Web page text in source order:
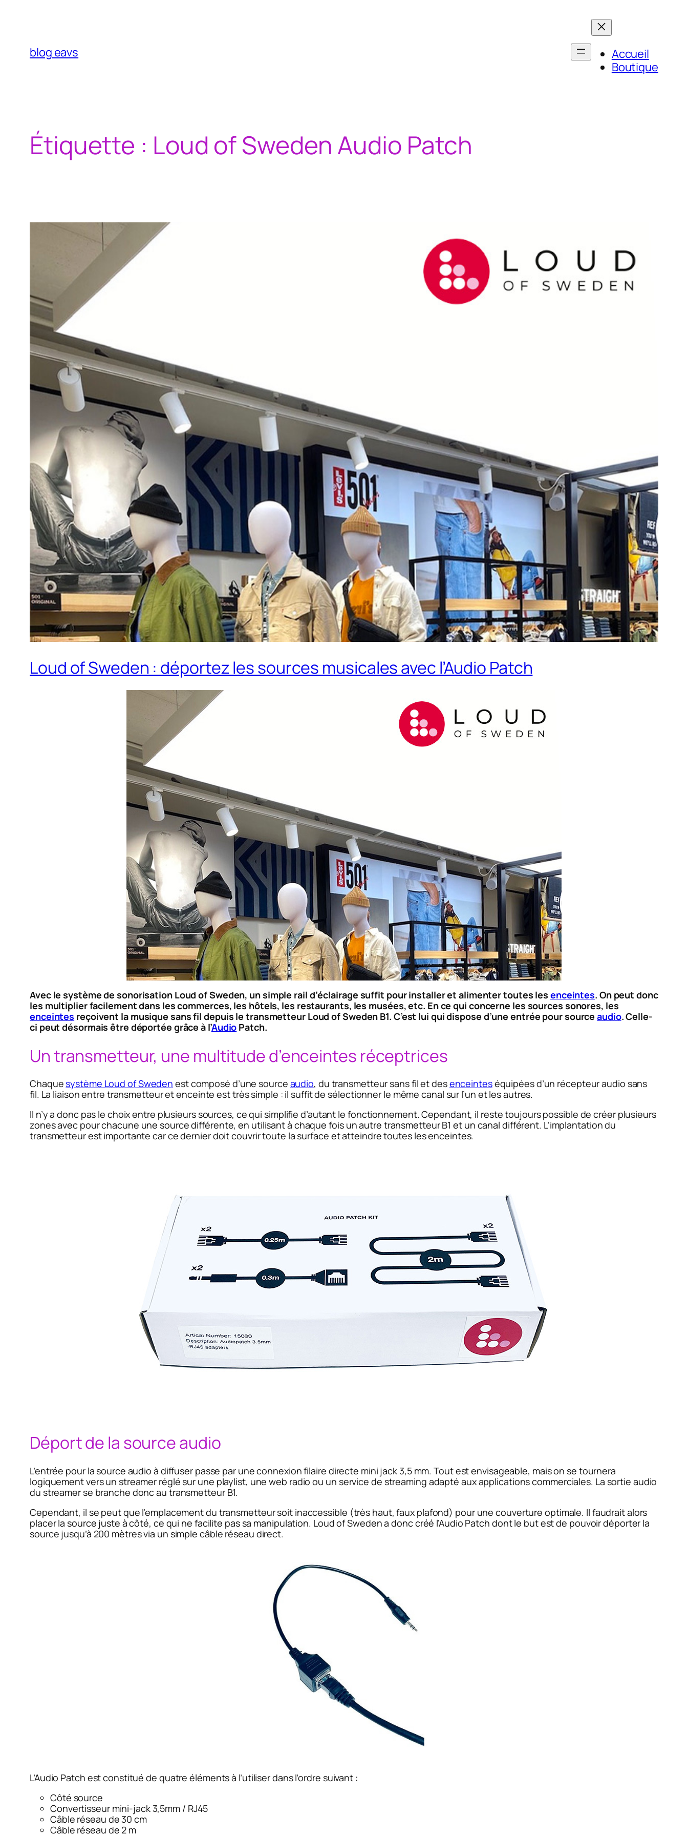
blog eavs
Accueil
Boutique
Étiquette : Loud of Sweden Audio Patch
Loud of Sweden : déportez les sources musicales avec l’Audio Patch
Avec le système de sonorisation Loud of Sweden, un simple rail d’éclairage suffit pour installer et alimenter toutes les enceintes. On peut donc
les multiplier facilement dans les commerces, les hôtels, les restaurants, les musées, etc. En ce qui concerne les sources sonores, les
enceintes reçoivent la musique sans fil depuis le transmetteur Loud of Sweden B1. C’est lui qui dispose d’une entrée pour sourceaudio. Celle-
ci peut désormais être déportée grâce à l’Audio Patch.
Un transmetteur, une multitude d’enceintes réceptrices
Chaquesystème Loud of Sweden est composé d’une source audio, du transmetteur sans fil et desenceinteséquipées d’un récepteur audio sans
fil. La liaison entre transmetteur et enceinte est très simple : il suffit de sélectionner le même canal sur l’un et les autres.
Il n’y a donc pas le choix entre plusieurs sources, ce qui simplifie d’autant le fonctionnement. Cependant, il reste toujours possible de créer plusieurs
zones avec pour chacune une source différente, en utilisant à chaque fois un autre transmetteur B1 et un canal différent. L’implantation du
transmetteur est importante car ce dernier doit couvrir toute la surface et atteindre toutes les enceintes.
Déport de la source audio
L’entrée pour la source audio à diffuser passe par une connexion filaire directe mini jack 3,5 mm. Tout est envisageable, mais on se tournera
logiquement vers un streamer réglé sur une playlist, une web radio ou un service de streaming adapté aux applications commerciales. La sortie audio
du streamer se branche donc au transmetteur B1.
Cependant, il se peut que l’emplacement du transmetteur soit inaccessible (très haut, faux plafond) pour une couverture optimale. Il faudrait alors
placer la source juste à côté, ce qui ne facilite pas sa manipulation. Loud of Sweden a donc créé l’Audio Patch dont le but est de pouvoir déporter la
source jusqu’à 200 mètres via un simple câble réseau direct.
L’Audio Patch est constitué de quatre éléments à l’utiliser dans l’ordre suivant :
Côté source
Convertisseur mini-jack 3,5mm / RJ45
Câble réseau de 30 cm
Câble réseau de 2 m